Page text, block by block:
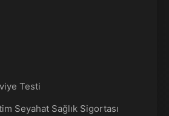
Testi
Seyahat Sağlık Sigortası